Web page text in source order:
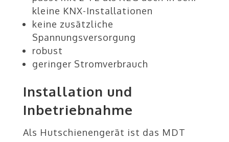
kleine KNX-Installationen
keine zusätzliche
Spannungsversorgung
robust
geringer Stromverbrauch
Installation und
Inbetriebnahme
Als Hutschienengerät ist das MDT